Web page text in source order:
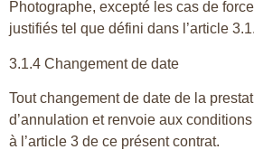
Photographe, excepté les cas de
justifiés tel que défini dans l’article
3.1.4 Changement de date
Tout changement de date de la
d’annulation et renvoie aux
à l’article 3 de ce présent contrat.